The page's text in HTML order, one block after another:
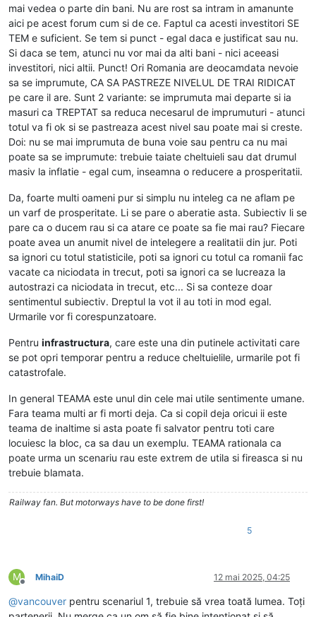
mai vedea o parte din bani. Nu are rost sa intram in amanunte
aici pe acest forum cum si de ce. Faptul ca acesti investitori SE
TEM e suficient. Se tem si punct - egal daca e justificat sau nu.
Si daca se tem, atunci nu vor mai da alti bani - nici aceeasi
investitori, nici altii. Punct! Ori Romania are deocamdata nevoie
sa se imprumute, CA SA PASTREZE NIVELUL DE TRAI RIDICAT
pe care il are. Sunt 2 variante: se imprumuta mai departe si ia
masuri ca TREPTAT sa reduca necesarul de imprumuturi - atunci
totul va fi ok si se pastreaza acest nivel sau poate mai si creste.
Doi: nu se mai imprumuta de buna voie sau pentru ca nu mai
poate sa se imprumute: trebuie taiate cheltuieli sau dat drumul
masiv la inflatie - egal cum, inseamna o reducere a prosperitatii.
Da, foarte multi oameni pur si simplu nu inteleg ca ne aflam pe
un varf de prosperitate. Li se pare o aberatie asta. Subiectiv li se
pare ca o ducem rau si ca atare ce poate sa fie mai rau? Fiecare
poate avea un anumit nivel de intelegere a realitatii din jur. Poti
sa ignori cu totul statisticile, poti sa ignori cu totul ca romanii fac
vacate ca niciodata in trecut, poti sa ignori ca se lucreaza la
autostrazi ca niciodata in trecut, etc... Si sa conteze doar
sentimentul subiectiv. Dreptul la vot il au toti in mod egal.
Urmarile vor fi corespunzatoare.
Pentru infrastructura, care este una din putinele activitati care
se pot opri temporar pentru a reduce cheltuielile, urmarile pot fi
catastrofale.
In general TEAMA este unul din cele mai utile sentimente umane.
Fara teama multi ar fi morti deja. Ca si copil deja oricui ii este
teama de inaltime si asta poate fi salvator pentru toti care
locuiesc la bloc, ca sa dau un exemplu. TEAMA rationala ca
poate urma un scenariu rau este extrem de utila si fireasca si nu
trebuie blamata.
Railway fan. But motorways have to be done first!
5
M
Deconectat
MihaiD 12 mai 2025, 04:25
@vancouver pentru scenariul 1, trebuie să vrea toată lumea. Toți